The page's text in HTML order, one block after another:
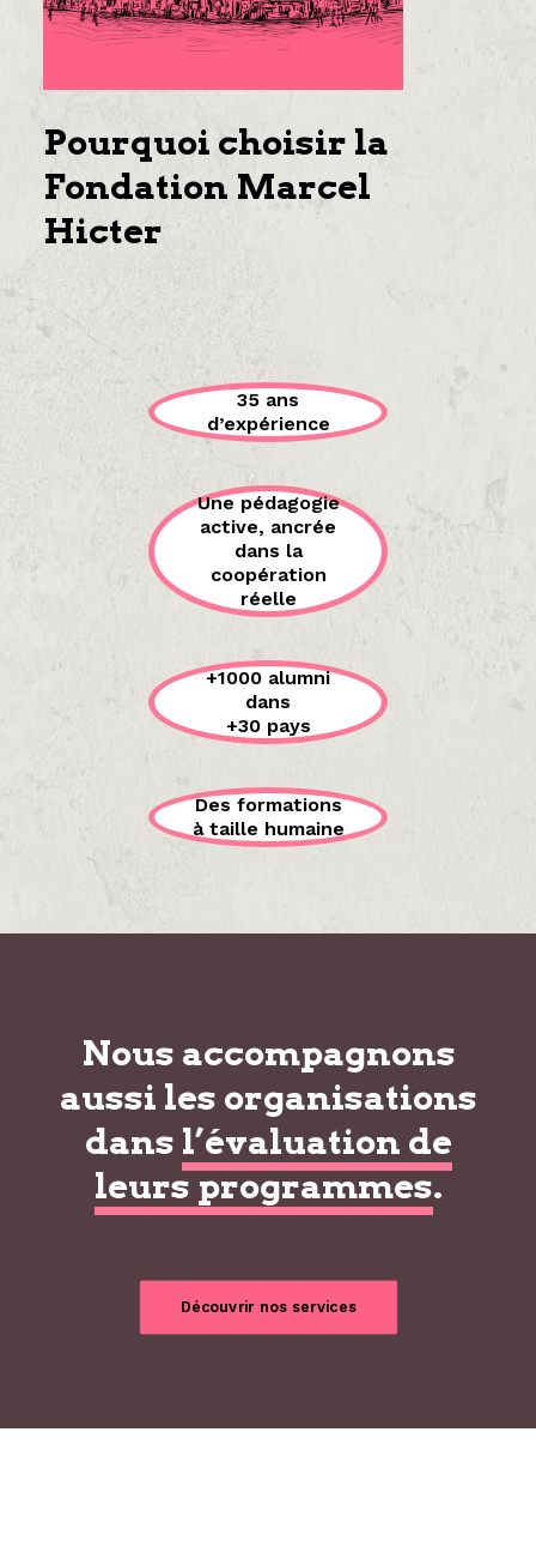
Pourquoi choisir la
Fondation Marcel
Hicter
35 ans
d’expérience
Une pédagogie
active, ancrée
dans la
coopération
réelle
+1000 alumni
dans
+30 pays
Des formations
à taille humaine
Nous accompagnons
aussi les organisations
dans l’évaluation de
leurs programmes.
Découvrir nos services